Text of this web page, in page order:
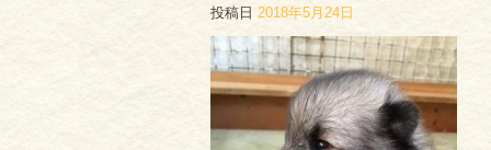
投稿日 2018年5月24日